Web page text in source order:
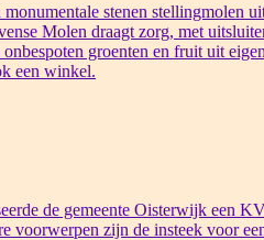
stenen stellingmolen
Molen draagt zorg, met
groenten en fruit uit
een winkel.
de gemeente Oisterwijk een
voorwerpen zijn de insteek voor